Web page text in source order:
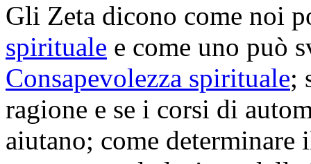
Gli Zeta dicono come noi
spirituale e come uno può
Consapevolezza spirituale;
ragione e se i corsi di
aiutano; come determinare